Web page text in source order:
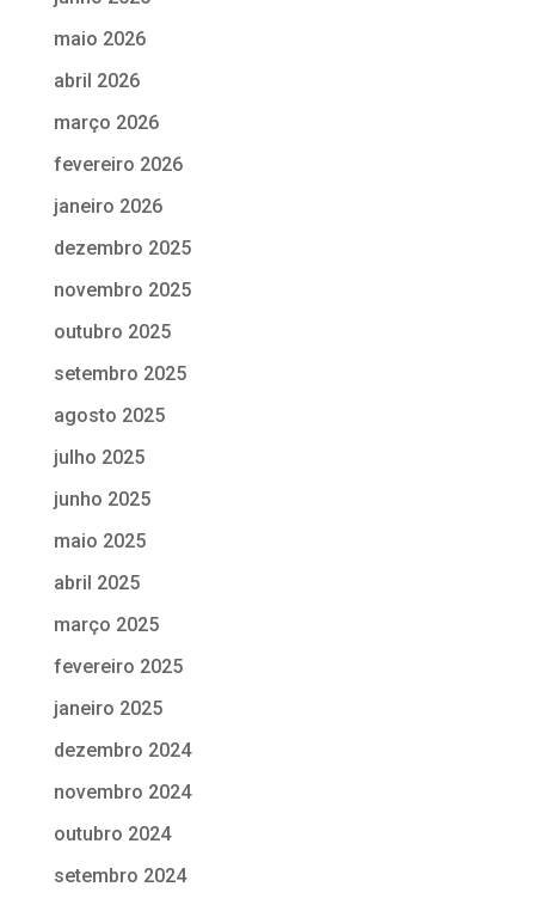
maio 2026
abril 2026
março 2026
fevereiro 2026
janeiro 2026
dezembro 2025
novembro 2025
outubro 2025
setembro 2025
agosto 2025
julho 2025
junho 2025
maio 2025
abril 2025
março 2025
fevereiro 2025
janeiro 2025
dezembro 2024
novembro 2024
outubro 2024
setembro 2024